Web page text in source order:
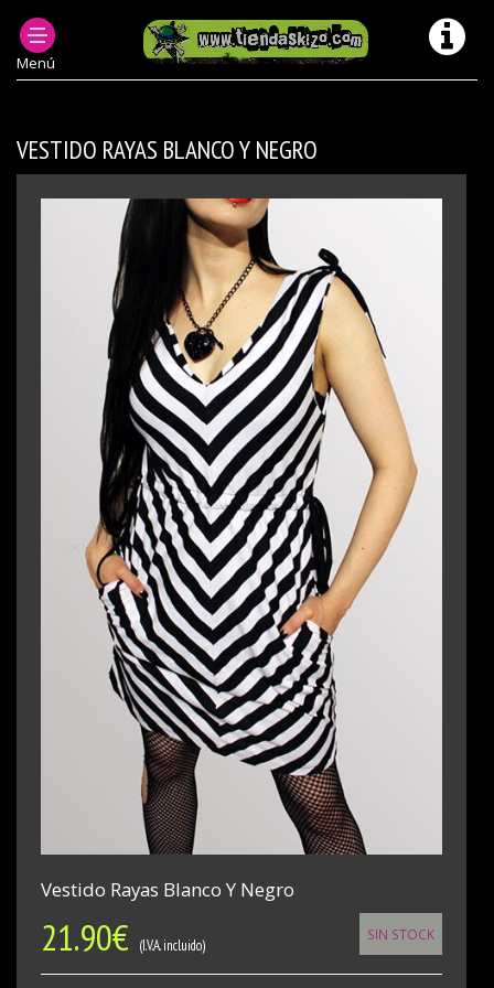
Menú
PRODUCTOS DESCATALOGADOS
CHICA VESTIDOS MODELOS ANTERIORES/ DESCATALOGADOS
VESTIDO RAYAS BLANCO Y NEGRO
Vestido Rayas Blanco Y Negro
21.90€ (I.V.A. incluido)
SIN STOCK